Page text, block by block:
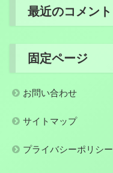
最近のコメント
固定ページ
お問い合わせ
サイトマップ
プライバシーポリシー